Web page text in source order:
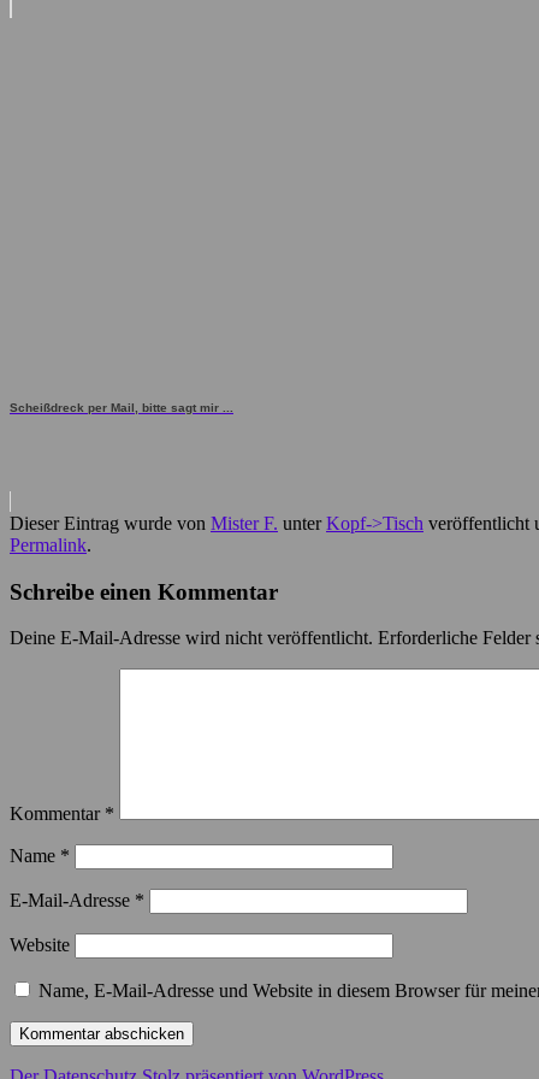
Scheißdreck per Mail, bitte sagt mir ...
Dieser Eintrag wurde von Mister F. unterKopf->Tisch veröffentlicht
Permalink.
Schreibe einen Kommentar
Deine E-Mail-Adresse wird nicht veröffentlicht. Erforderliche Felder
Kommentar *
Name *
E-Mail-Adresse *
Website
Name, E-Mail-Adresse und Website in diesem Browser für